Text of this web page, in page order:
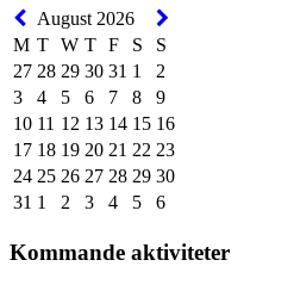
August 2026
M T W T F S
S
27 28 29 30 31 1
2
3
4 5 6 7 8
9
10 11 12 13 14 15 16
17 18 19 20 21 22 23
24 25 26 27 28 29 30
31 1 2 3 4 5 6
Kommande aktiviteter